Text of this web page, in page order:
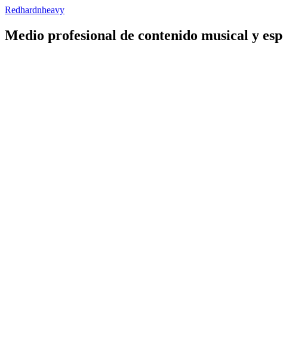
Redhardnheavy
Medio profesional de contenido musical y